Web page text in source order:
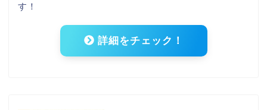
す！
詳細をチェック！